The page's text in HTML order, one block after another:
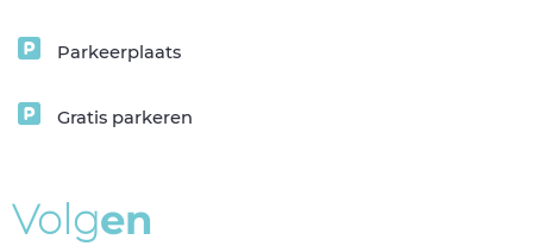
Parkeerplaats
Gratis parkeren
Volgen